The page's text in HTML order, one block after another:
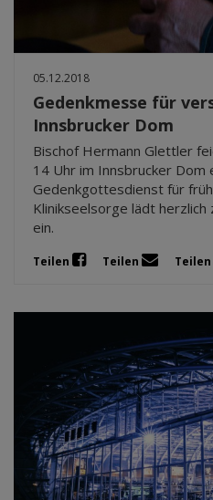
05.12.2018
Gedenkmesse für
Innsbrucker Dom
Bischof Hermann Glettler
14 Uhr im Innsbrucker Dom
Gedenkgottesdienst für
Klinikseelsorge lädt
ein.
Teilen Teilen Teilen